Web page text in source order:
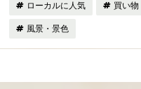
ローカルに人気 買い物
風景・景色